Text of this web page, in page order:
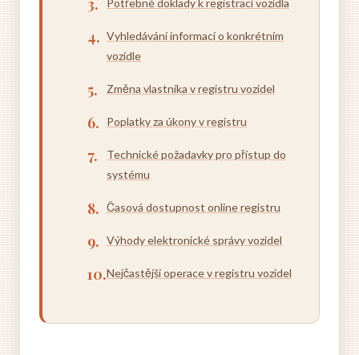
Potřebné doklady k registraci vozidla
Vyhledávání informací o konkrétním
vozidle
Změna vlastníka v registru vozidel
Poplatky za úkony v registru
Technické požadavky pro přístup do
systému
Časová dostupnost online registru
Výhody elektronické správy vozidel
Nejčastější operace v registru vozidel